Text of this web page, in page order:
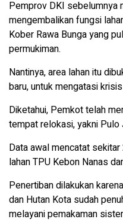
Pemprov DKI sebelumnya
mengembalikan fungsi
Kober Rawa Bunga yang
permukiman.
Nantinya, area lahan itu
baru, untuk mengatasi
Diketahui, Pemkot telah
tempat relokasi, yakni Pulo
Data awal mencatat
lahan TPU Kebon Nanas
Penertiban dilakukan
dan Hutan Kota sudah
melayani pemakaman